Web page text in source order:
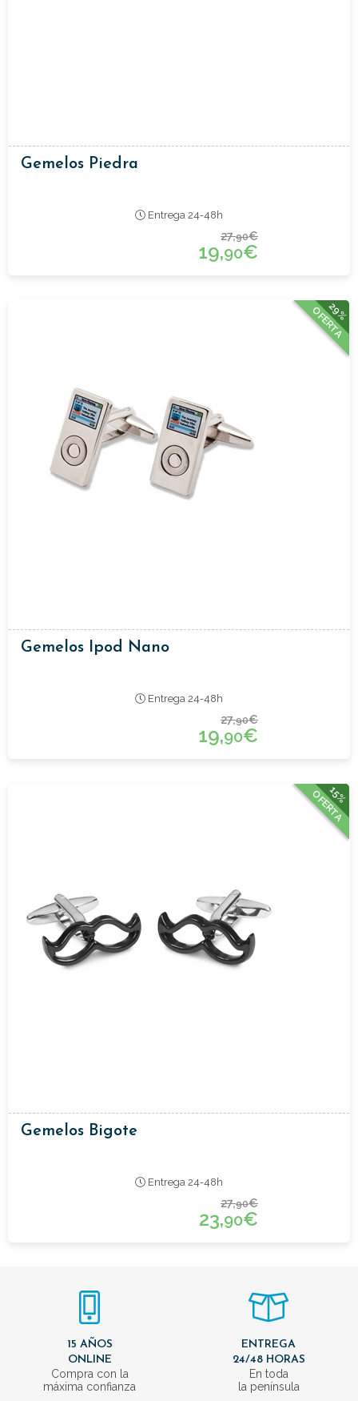
Gemelos Piedra
Entrega 24-48h
27,90€
19,90€
29%
OFERTA
Gemelos Ipod Nano
Entrega 24-48h
27,90€
19,90€
15%
OFERTA
Gemelos Bigote
Entrega 24-48h
27,90€
23,90€
15 AÑOS
ONLINE
Compra con la
máxima confianza
ENTREGA
24/48 HORAS
En toda
la península